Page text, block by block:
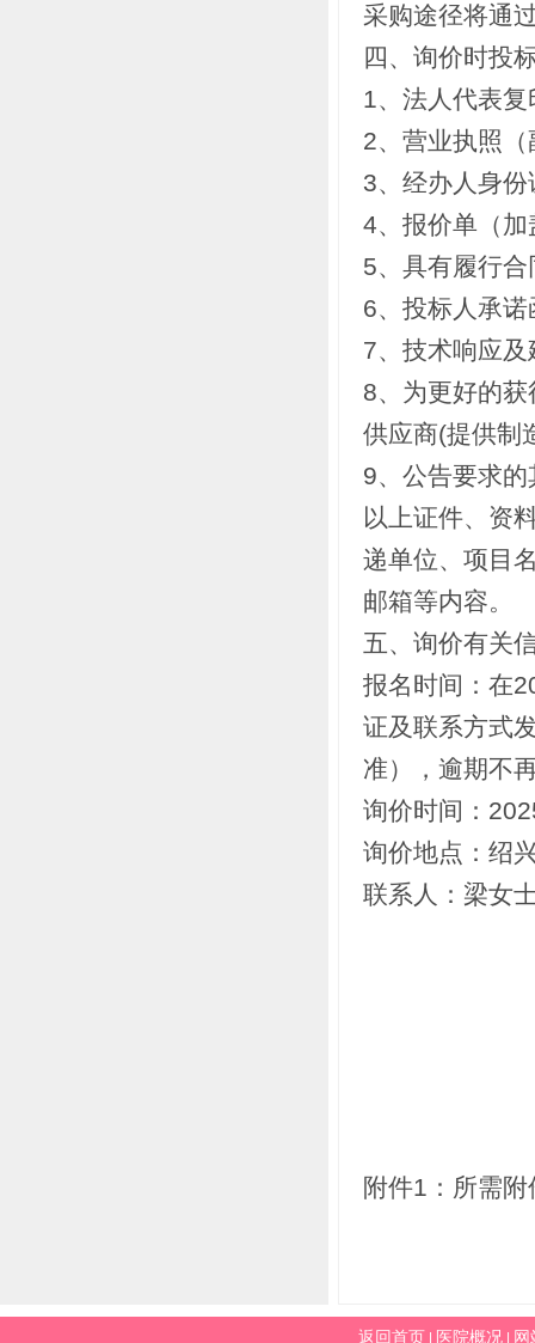
采购途径将通
四、询价时投
1、法人代表
2、营业执照（
3、经办人身
4、报价单（
5、具有履行
6、投标人承
7、技术响应
8、为更好的
供应商(提供制
9、公告要求
以上证件、资
递单位、项目
邮箱等内容。
五、询价有关
报名时间：在
证及联系方式
准），逾期不
询价时间：
询价地点：绍
联系人：梁女
附件1：所需
返回首页 医院概况| 网